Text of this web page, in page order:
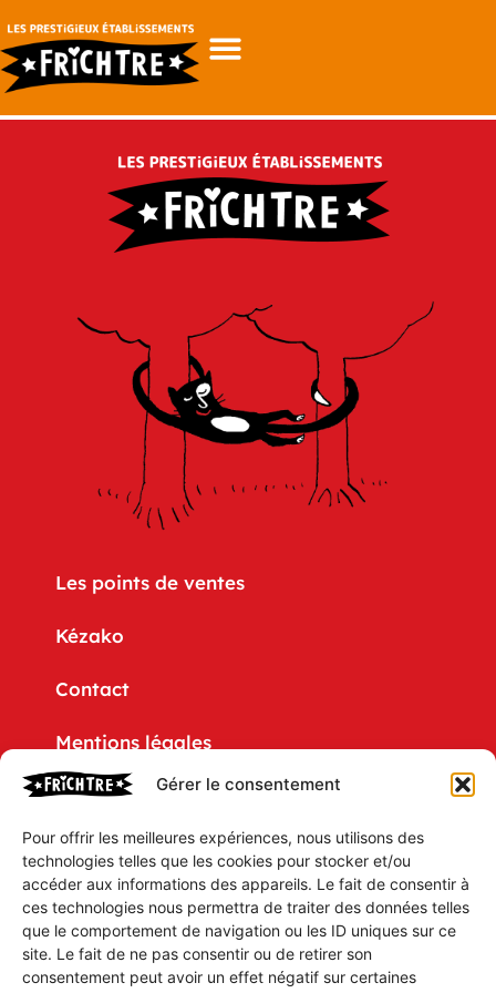
Gérer le consentement
Pour offrir les meilleures expériences, nous utilisons des
technologies telles que les cookies pour stocker et/ou
accéder aux informations des appareils. Le fait de consentir à
ces technologies nous permettra de traiter des données telles
que le comportement de navigation ou les ID uniques sur ce
site. Le fait de ne pas consentir ou de retirer son
consentement peut avoir un effet négatif sur certaines
Les points de ventes
Kézako
Contact
Mentions légales
Politique de confidentialité
CGV
Mon compte
Mon Panier